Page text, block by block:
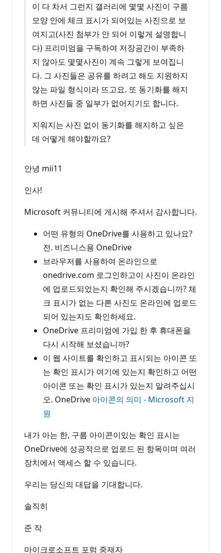
이 다 차서 그런지 갤러리에 몇몇 사진이 구름
모양 안에 체크 표시가 되어있는 사진으로 보
여지고(사진 첨부가 안 되어 이렇게 설명합니
다) 프리미엄을 구독하여 저장공간이 부족하
지 않아도 몇몇사진이 계속 그렇게 보여집니
다. 그 사진들은 공유를 하려고 해도 지원하지
않는 파일 형식이라 뜨고요. 또 동기화를 해지
하면 사진들 중 일부가 없어지기도 합니다.
지워지는 사진 없이 동기화를 해지하고 싶은
데 어떻게 해야할까요?
안녕 mii11
인사!
Microsoft 커뮤니티에 게시해 주셔서 감사합니다.
어떤 유형의 OneDrive를 사용하고 있나요?
전. 비즈니스용 OneDrive
브라우저를 사용하여 온라인으로
onedrive.com 로그인하고이 사진이 온라인
에 업로드되었는지 확인해 주시겠습니까? 체
크 표시가 없는 다른 사진도 온라인에 업로드
되어 있는지도 확인하세요.
OneDrive 프리미엄에 가입 한 후 휴대폰을
다시 시작해 보셨습니까?
이 웹 사이트를 확인하고 표시되는 아이콘 또
는 확인 표시가 여기에 있는지 확인하고 어떤
아이콘 또는 확인 표시가 있는지 알려주십시
오. OneDrive 아이콘의 의미 - Microsoft 지
원
내가 아는 한, 구름 아이콘이있는 확인 표시는
OneDrive에 성공적으로 업로드 된 항목이며 여러
장치에서 액세스 할 수 있습니다.
우리는 당신의 대답을 기대합니다.
솔직히
준 작
마이크로소프트 포럼 중재자